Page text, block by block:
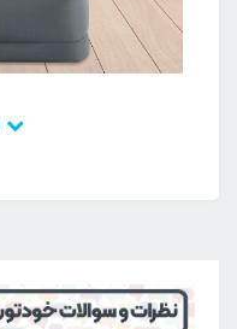
با این وجود است که
بدون محدودیت محصول